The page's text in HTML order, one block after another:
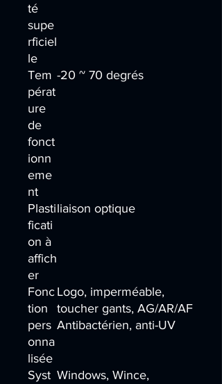
té
supe
rficiel
le
Tem
pérat
ure
de
fonct
ionn
eme
nt
-20 ~ 70 degrés
Plasti
ficati
on à
affich
er
liaison optique
Fonc
tion
pers
onna
lisée
Logo, imperméable,
toucher gants, AG/AR/AF
Antibactérien, anti-UV
Syst Windows, Wince,